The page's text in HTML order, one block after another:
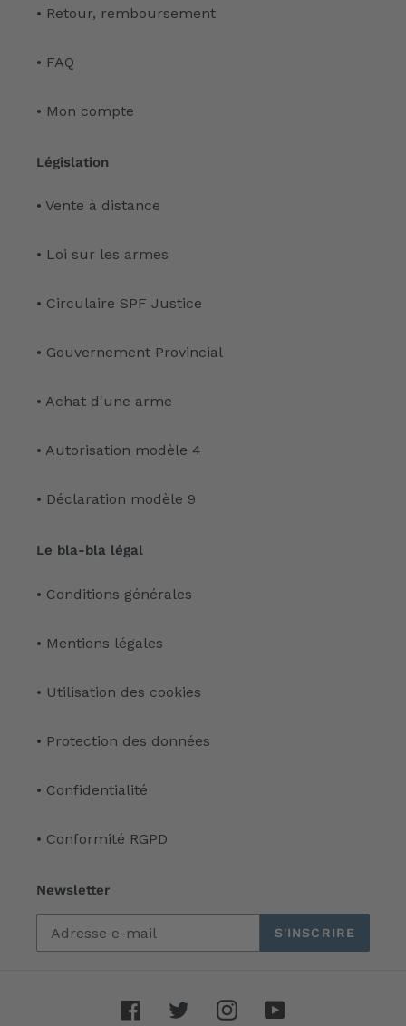
• Retour, remboursement
• FAQ
• Mon compte
Législation
• Vente à distance
• Loi sur les armes
• Circulaire SPF Justice
• Gouvernement Provincial
• Achat d'une arme
• Autorisation modèle 4
• Déclaration modèle 9
Le bla-bla légal
• Conditions générales
• Mentions légales
• Utilisation des cookies
• Protection des données
• Confidentialité
• Conformité RGPD
Newsletter
S'INSCRIRE
FacebookTwitterInstagram